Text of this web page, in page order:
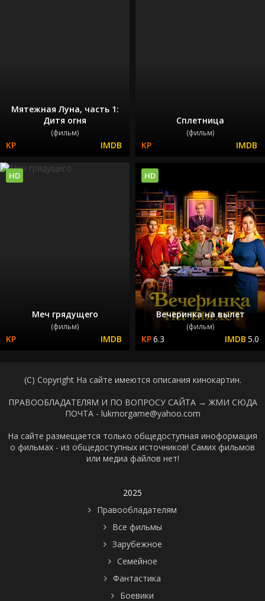
Мятежная Луна, часть 1:
Дитя огня
(фильм)
Сплетница
(фильм)
Меч грядущего
(фильм)
HD
Вечеринка на вылет
(фильм)
6.3 5.0
HD
(C) Copyright На сайте имеются описания кинокартин.
ПРАВООБЛАДАТЕЛЯМ И ПО ВОПРОСУ САЙТА → ЖМИ СЮДА
ПОЧТА - lukmorgame@yahoo.com
На сайте размещается только общедоступная иноформация
о фильмах - из общедоступных источников! Самих фильмов
или медиа файлов нет!
2025
Правообладателям
Все фильмы
Зарубежное
Семейное
Фантастика
Боевики